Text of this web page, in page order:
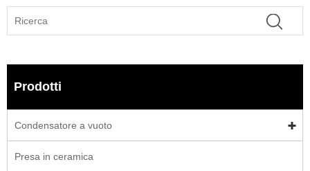
Prodotti
Condensatore a vuoto
Presa in ceramica